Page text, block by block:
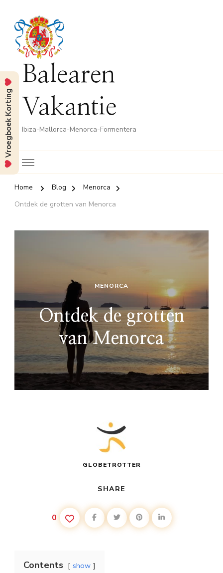
Balearen
Vakantie
Ibiza-Mallorca-Menorca-Formentera
Home Blog
Menorca
Ontdek de grotten van Menorca
MENORCA
Ontdek de grotten
van Menorca
GLOBETROTTER
SHARE
0
Contents show
Vroegboek Korting